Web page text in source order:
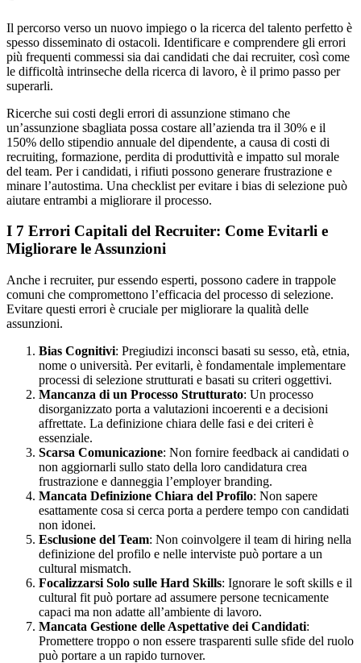
Il percorso verso un nuovo impiego o la ricerca del talento perfetto è
spesso disseminato di ostacoli. Identificare e comprendere gli errori
più frequenti commessi sia dai candidati che dai recruiter, così come
le difficoltà intrinseche della ricerca di lavoro, è il primo passo per
superarli.
Ricerche sui costi degli errori di assunzione stimano che
un’assunzione sbagliata possa costare all’azienda tra il 30% e il
150% dello stipendio annuale del dipendente, a causa di costi di
recruiting, formazione, perdita di produttività e impatto sul morale
del team. Per i candidati, i rifiuti possono generare frustrazione e
minare l’autostima. Una checklist per evitare i bias di selezione può
aiutare entrambi a migliorare il processo.
I 7 Errori Capitali del Recruiter: Come Evitarli e
Migliorare le Assunzioni
Anche i recruiter, pur essendo esperti, possono cadere in trappole
comuni che compromettono l’efficacia del processo di selezione.
Evitare questi errori è cruciale per migliorare la qualità delle
assunzioni.
Bias Cognitivi: Pregiudizi inconsci basati su sesso, età, etnia,
nome o università. Per evitarli, è fondamentale implementare
processi di selezione strutturati e basati su criteri oggettivi.
Mancanza di un Processo Strutturato: Un processo
disorganizzato porta a valutazioni incoerenti e a decisioni
affrettate. La definizione chiara delle fasi e dei criteri è
essenziale.
Scarsa Comunicazione: Non fornire feedback ai candidati o
non aggiornarli sullo stato della loro candidatura crea
frustrazione e danneggia l’employer branding.
Mancata Definizione Chiara del Profilo: Non sapere
esattamente cosa si cerca porta a perdere tempo con candidati
non idonei.
Esclusione del Team: Non coinvolgere il team di hiring nella
definizione del profilo e nelle interviste può portare a un
cultural mismatch.
Focalizzarsi Solo sulle Hard Skills: Ignorare le soft skills e il
cultural fit può portare ad assumere persone tecnicamente
capaci ma non adatte all’ambiente di lavoro.
Mancata Gestione delle Aspettative dei Candidati:
Promettere troppo o non essere trasparenti sulle sfide del ruolo
può portare a un rapido turnover.